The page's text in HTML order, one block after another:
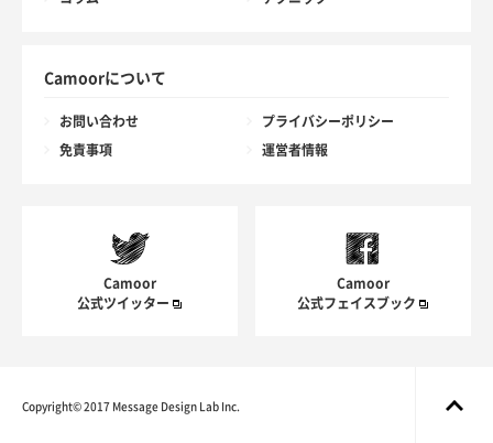
Camoorについて
お問い合わせ プライバシーポリシー
免責事項 運営者情報
Camoor
公式ツイッター
Camoor
公式フェイスブック
Copyright© 2017 Message Design Lab Inc.